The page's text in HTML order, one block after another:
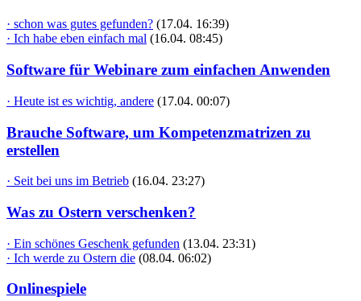
· schon was gutes gefunden? (17.04. 16:39)
· Ich habe eben einfach mal (16.04. 08:45)
Software für Webinare zum einfachen Anwenden
· Heute ist es wichtig, andere (17.04. 00:07)
Brauche Software, um Kompetenzmatrizen zu
erstellen
· Seit bei uns im Betrieb (16.04. 23:27)
Was zu Ostern verschenken?
· Ein schönes Geschenk gefunden (13.04. 23:31)
· Ich werde zu Ostern die (08.04. 06:02)
Onlinespiele